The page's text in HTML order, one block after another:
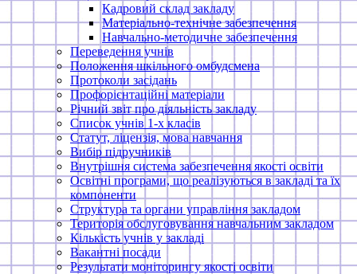
Кадровий склад закладу
Матеріально-технічне забезпечення
Навчально-методичне забезпечення
Переведення учнів
Положення шкільного омбудсмена
Протоколи засідань
Профорієнтаційні матеріали
Річний звіт про діяльність закладу
Список учнів 1-х класів
Статут, ліцензія, мова навчання
Вибір підручників
Внутрішня система забезпечення якості освіти
Освітні програми, що реалізуються в закладі та їх
компоненти
Структура та органи управління закладом
Територія обслуговування навчальним закладом
Кількість учнів у закладі
Вакантні посади
Результати моніторингу якості освіти